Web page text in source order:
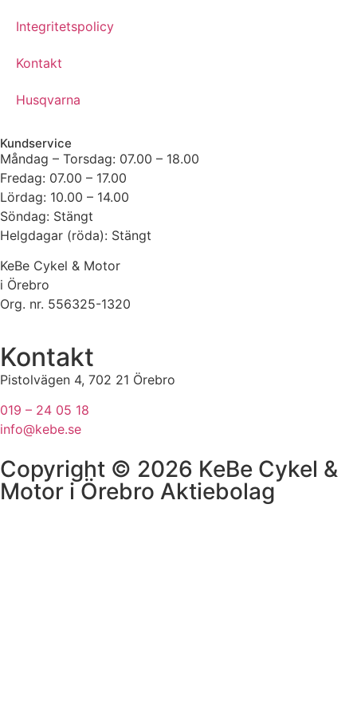
Integritetspolicy
Kontakt
Husqvarna
Kundservice
Måndag – Torsdag: 07.00 – 18.00
Fredag: 07.00 – 17.00
Lördag: 10.00 – 14.00
Söndag: Stängt
Helgdagar (röda): Stängt
KeBe Cykel & Motor
i Örebro
Org. nr. 556325-1320
Kontakt
Pistolvägen 4, 702 21 Örebro
019 – 24 05 18
info@kebe.se
Copyright © 2026 KeBe Cykel &
Motor i Örebro Aktiebolag